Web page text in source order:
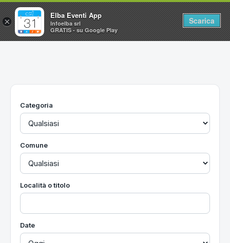
Home
Utilità
Categoria
Comune
Località o titolo
Date
×
Elba Eventi App
Infoelba srl
GRATIS - su Google Play
Scarica